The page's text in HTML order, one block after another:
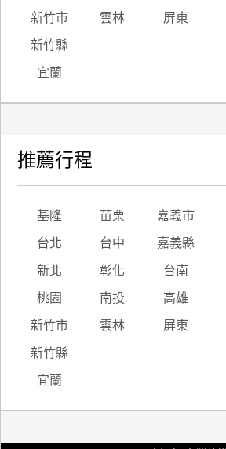
新竹市 雲林 屏東
新竹縣
宜蘭
推薦行程
基隆 苗栗 嘉義市
台北 台中 嘉義縣
新北 彰化 台南
桃園 南投 高雄
新竹市 雲林 屏東
新竹縣
宜蘭